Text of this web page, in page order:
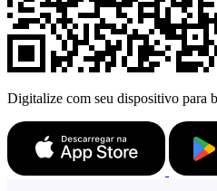
Digitalize com seu dispositivo para